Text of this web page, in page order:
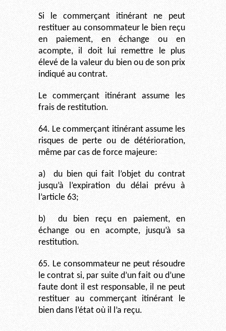
Si le commerçant itinérant ne peut
restituer au consommateur le bien reçu
en paiement, en échange ou en
acompte, il doit lui remettre le plus
élevé de la valeur du bien ou de son prix
indiqué au contrat.
Le commerçant itinérant assume les
frais de restitution.
64. Le commerçant itinérant assume les
risques de perte ou de détérioration,
même par cas de force majeure:
a)
du bien qui fait l’objet du contrat
jusqu’à l’expiration du délai prévu à
l’article 63;
b)
du bien reçu en paiement, en
échange ou en acompte, jusqu’à sa
restitution.
65. Le consommateur ne peut résoudre
le contrat si, par suite d’un fait ou d’une
faute dont il est responsable, il ne peut
restituer au commerçant itinérant le
bien dans l’état où il l’a reçu.